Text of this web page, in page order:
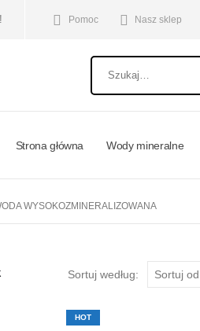
Pomoc Nasz sklep
Strona główna Wody mineralne
WYSOKOZMINERALIZOWANA
Sortuj według:
HOT